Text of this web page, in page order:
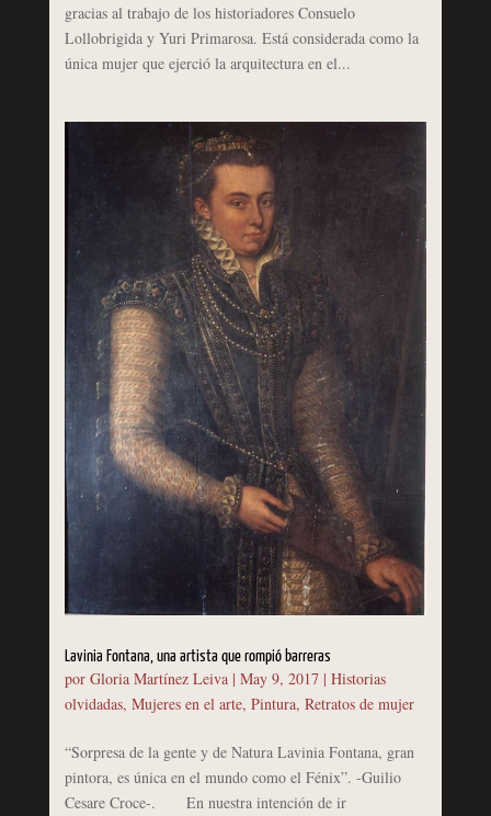
gracias al trabajo de los historiadores Consuelo
Lollobrigida y Yuri Primarosa. Está considerada como la
única mujer que ejerció la arquitectura en el...
Lavinia Fontana, una artista que rompió barreras
por Gloria Martínez Leiva| May 9, 2017| Historias
olvidadas, Mujeres en el arte, Pintura, Retratos de mujer
“Sorpresa de la gente y de Natura Lavinia Fontana, gran
pintora, es única en el mundo como el Fénix”. -Guilio
Cesare Croce-. En nuestra intención de ir